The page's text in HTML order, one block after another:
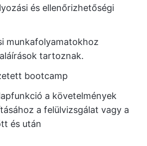
és ellenőrizhetőségi
munkafolyamatokhoz
tartoznak.
bootcamp
a követelmények
a felülvizsgálat vagy a
és után